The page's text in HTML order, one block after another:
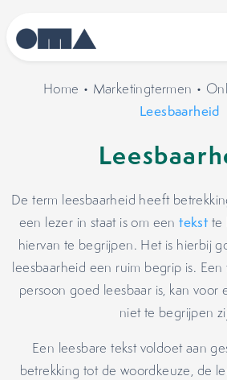
Home • Marketingtermen •
Leesbaarheid
De term leesbaarheid heeft
een lezer in staat is om eentekst te
hiervan te begrijpen. Het is hierbij
leesbaarheid een ruim begrip is.
persoon goed leesbaar is, kan voor
niet te begrijpen
Een leesbare tekst voldoet aan
betrekking tot de woordkeuze, de